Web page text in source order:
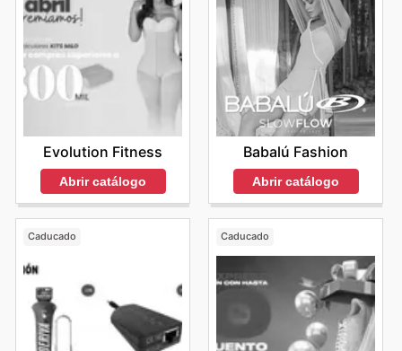
Evolution Fitness
Abrir catálogo
Babalú Fashion
Abrir catálogo
Caducado Caducado